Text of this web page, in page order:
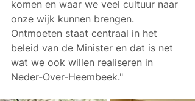
komen en waar we veel cultuur naar
onze wijk kunnen brengen.
Ontmoeten staat centraal in het
beleid van de Minister en dat is net
wat we ook willen realiseren in
Neder-Over-Heembeek."